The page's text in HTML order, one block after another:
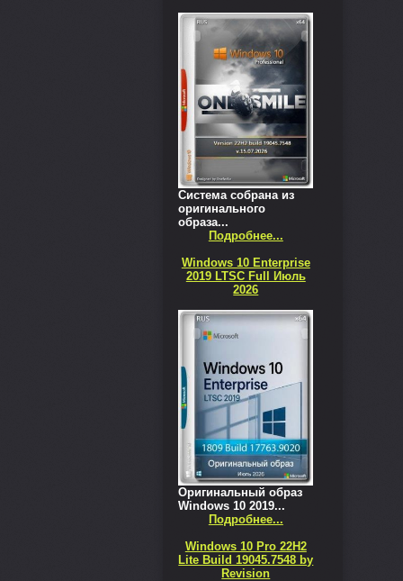
Система собрана из
оригинального
образа...
Подробнее...
Windows 10 Enterprise
2019 LTSC Full Июль
2026
Оригинальный образ
Windows 10 2019...
Подробнее...
Windows 10 Pro 22H2
Lite Build 19045.7548 by
Revision